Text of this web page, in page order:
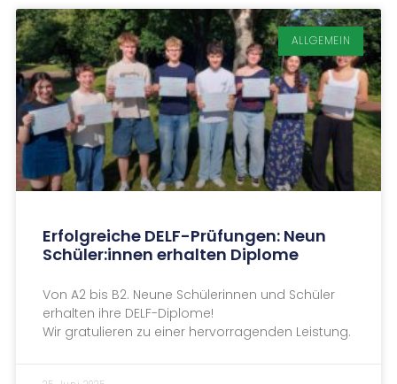
ALLGEMEIN
Erfolgreiche DELF-Prüfungen: Neun
Schüler:innen erhalten Diplome
Von A2 bis B2. Neune Schülerinnen und Schüler
erhalten ihre DELF-Diplome!
Wir gratulieren zu einer hervorragenden Leistung.